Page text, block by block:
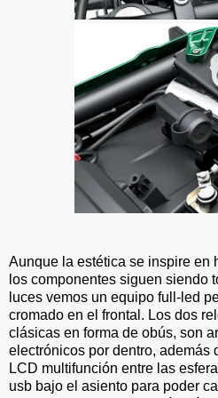
Aunque la estética se inspire en
los componentes siguen siendo
luces vemos un equipo full-led
cromado en el frontal. Los dos
clásicas en forma de obús, son
electrónicos por dentro, además
LCD multifunción entre las
usb bajo el asiento para poder